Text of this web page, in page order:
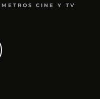
CINE Y TV